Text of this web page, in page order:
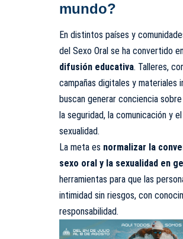
mundo?
En distintos países y
del Sexo Oral se ha convertido
difusión educativa. Talleres,
campañas digitales y materiales
buscan generar conciencia
la seguridad, la comunicación y
sexualidad.
La meta es normalizar la
sexo oral y la sexualidad en
herramientas para que las
intimidad sin riesgos, con
responsabilidad.